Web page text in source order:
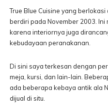
True Blue Cuisine yang
berdiri pada November 2003. Ini
karena interiornya juga
kebudayaan peranakanan.
Di sini saya terkesan dengan
meja, kursi, dan lain-lain.
ada beberapa kebaya antik ala
dijual di situ.